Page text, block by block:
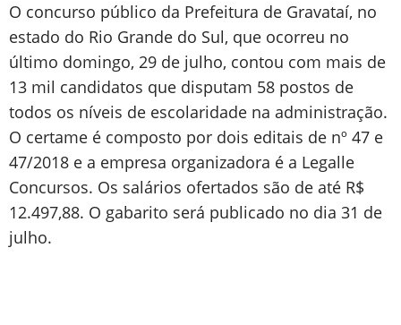
O concurso público da Prefeitura de Gravataí, no
estado do Rio Grande do Sul, que ocorreu no
último domingo, 29 de julho, contou com mais de
13 mil candidatos que disputam 58 postos de
todos os níveis de escolaridade na administração.
O certame é composto por dois editais de nº 47 e
47/2018 e a empresa organizadora é a Legalle
Concursos. Os salários ofertados são de até R$
12.497,88. O gabarito será publicado no dia 31 de
julho.